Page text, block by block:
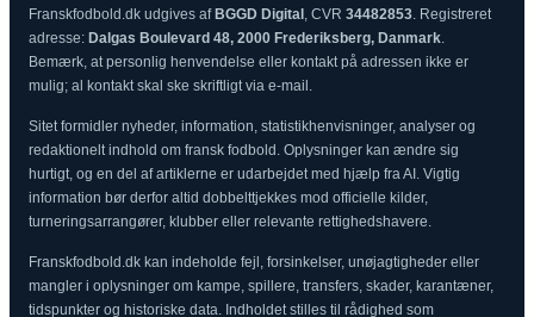
Franskfodbold.dk udgives af BGGD Digital , CVR 34482853. Registreret
adresse: Dalgas Boulevard 48, 2000 Frederiksberg, Danmark.
Bemærk, at personlig henvendelse eller kontakt på adressen ikke er
mulig; al kontakt skal ske skriftligt via e-mail.
Sitet formidler nyheder, information, statistikhenvisninger, analyser og
redaktionelt indhold om fransk fodbold. Oplysninger kan ændre sig
hurtigt, og en del af artiklerne er udarbejdet med hjælp fra AI. Vigtig
information bør derfor altid dobbelttjekkes mod officielle kilder,
turneringsarrangører, klubber eller relevante rettighedshavere.
Franskfodbold.dk kan indeholde fejl, forsinkelser, unøjagtigheder eller
mangler i oplysninger om kampe, spillere, transfers, skader, karantæner,
tidspunkter og historiske data. Indholdet stilles til rådighed som